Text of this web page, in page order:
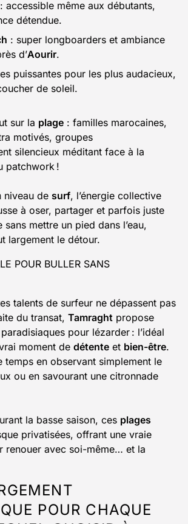
: accessible même aux débutants,
détendue.
: super longboarders et ambiance
d’Aourir.
puissantes pour les plus audacieux,
de soleil.
sur la plage : familles marocaines,
motivés, groupes
silencieux méditant face à la
patchwork !
niveau de surf, l’énergie collective
à oser, partager et parfois juste
mettre un pied dans l’eau,
largement le détour.
POUR BULLER SANS
talents de surfeur ne dépassent pas
du transat, Tamraght propose
pour lézarder : l’idéal
moment de détente et bien-être.
temps en observant simplement le
ou en savourant une citronnade
la basse saison, ces plages
privatisées, offrant une vraie
renouer avec soi-même… et la
POUR CHAQUE